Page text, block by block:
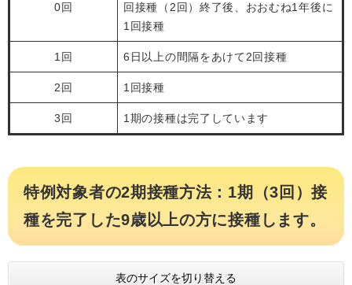
0回
回接種（2回）終了後、おおむね1年後に
1回接種
1回 6日以上の間隔をあけて2回接種
2回 1回接種
3回 1期の接種は完了しています
特例対象者の2期接種方法：1期（3回）接
種を完了した9歳以上の方に接種します。
表のサイズを切り替える